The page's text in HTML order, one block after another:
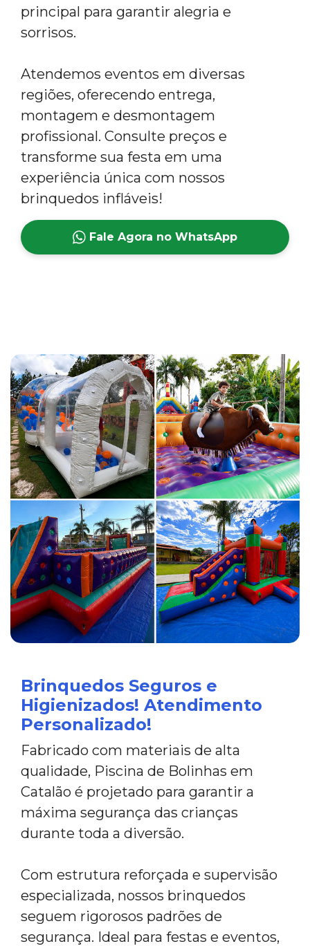
principal para garantir alegria e
sorrisos.
Atendemos eventos em diversas
regiões, oferecendo entrega,
montagem e desmontagem
profissional. Consulte preços e
transforme sua festa em uma
experiência única com nossos
brinquedos infláveis!
Fale Agora no WhatsApp
Brinquedos Seguros e
Higienizados! Atendimento
Personalizado!
Fabricado com materiais de alta
qualidade, Piscina de Bolinhas em
Catalão é projetado para garantir a
máxima segurança das crianças
durante toda a diversão.
Com estrutura reforçada e supervisão
especializada, nossos brinquedos
seguem rigorosos padrões de
segurança. Ideal para festas e eventos,